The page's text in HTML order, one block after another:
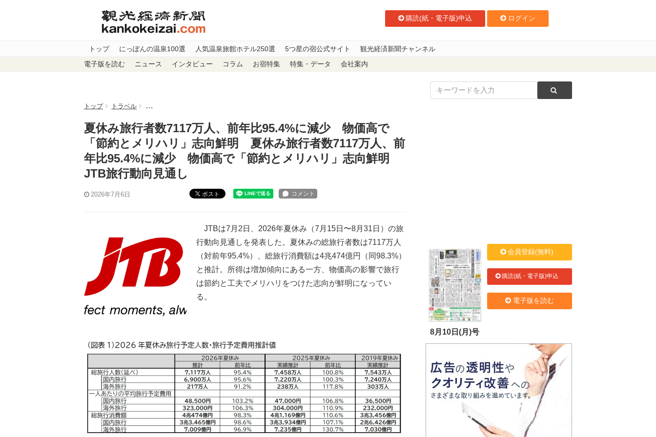
購読(紙・電子版)申込 ログイン
トップ にっぽんの温泉100選 人気温泉旅館ホテル250選 5つ星の宿公式サイト 観光経済新聞チャンネル
電子版を読む ニュース インタビュー コラム お宿特集 特集・データ 会社案内
トップ トラベル 夏休み旅行者数7117万人、前年比95.4%に減少 物価高で「節約とメリハリ」志向鮮明 夏休み旅行者数7117万人、前年比95.4%に減少 物価高で「節約とメリハリ」志向鮮明
夏休み旅行者数7117万人、前年比95.4%に減少 物価高で
「節約とメリハリ」志向鮮明 夏休み旅行者数7117万人、前
年比95.4%に減少 物価高で「節約とメリハリ」志向鮮明
JTB旅行動向見通し
2026年7月6日 ポスト
JTBは7月2日、2026年夏休み（7月15日〜8月31日）の旅
行動向見通しを発表した。夏休みの総旅行者数は7117万人
（対前年95.4%）、総旅行消費額は4兆474億円（同98.3%）
と推計。所得は増加傾向にある一方、物価高の影響で旅行
は節約と工夫でメリハリをつけた志向が鮮明になってい
る。
8月10日(月)号
会員登録(無料)
購読(紙・電子版)申込
電子版を読む